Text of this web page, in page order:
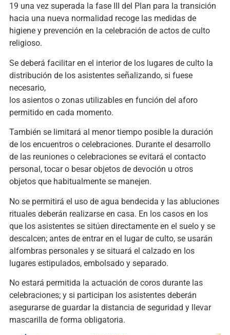
19 una vez superada la fase III del Plan para la transición
hacia una nueva normalidad recoge las medidas de
higiene y prevención en la celebración de actos de culto
religioso.
Se deberá facilitar en el interior de los lugares de culto la
distribución de los asistentes señalizando, si fuese
necesario,
los asientos o zonas utilizables en función del aforo
permitido en cada momento.
También se limitará al menor tiempo posible la duración
de los encuentros o celebraciones. Durante el desarrollo
de las reuniones o celebraciones se evitará el contacto
personal, tocar o besar objetos de devoción u otros
objetos que habitualmente se manejen.
No se permitirá el uso de agua bendecida y las abluciones
rituales deberán realizarse en casa. En los casos en los
que los asistentes se sitúen directamente en el suelo y se
descalcen; antes de entrar en el lugar de culto, se usarán
alfombras personales y se situará el calzado en los
lugares estipulados, embolsado y separado.
No estará permitida la actuación de coros durante las
celebraciones; y si participan los asistentes deberán
asegurarse de guardar la distancia de seguridad y llevar
mascarilla de forma obligatoria.